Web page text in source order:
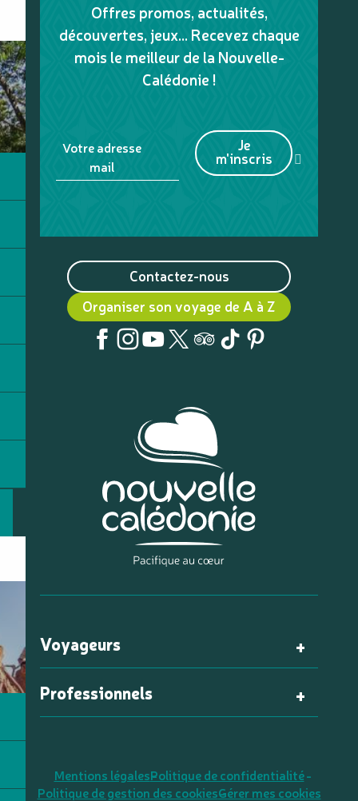
Offres promos, actualités,
découvertes, jeux... Recevez chaque
mois le meilleur de la Nouvelle-
Calédonie !
Votre adresse
mail
Je
m'inscris
Contactez-nous
Organiser son voyage de A à Z
Voyageurs
Professionnels
Mentions légalesPolitique de confidentialité
Politique de gestion des cookiesGérer mes cookies